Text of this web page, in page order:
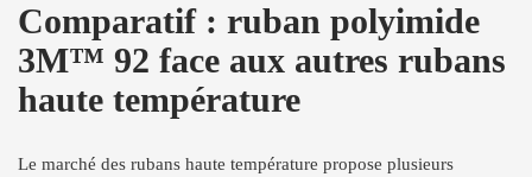
Comparatif : ruban polyimide
3M™ 92 face aux autres rubans
haute température
Le marché des rubans haute température propose plusieurs